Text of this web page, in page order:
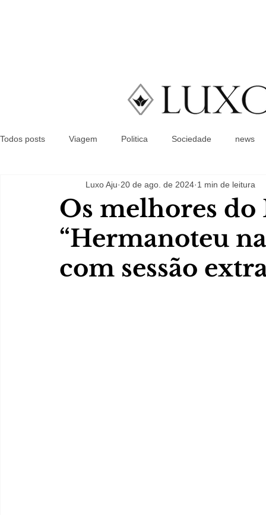
Todos posts Viagem Politica Sociedade news
Os melhores
“Hermanoteu
com sessão
Luxo Aju 20 de ago. de 2024 1 min de leitura